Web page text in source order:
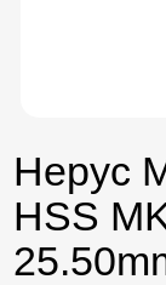
Hepyc
HSS